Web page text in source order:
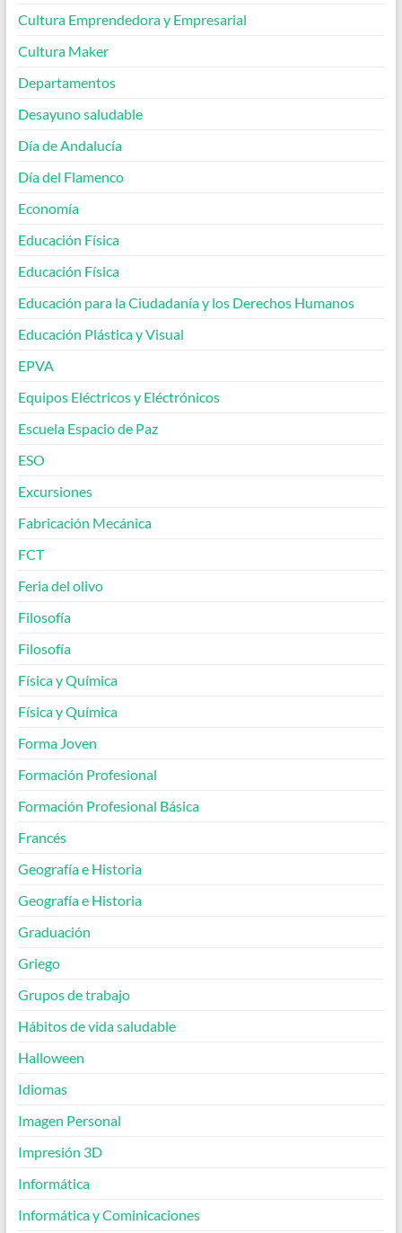
Cultura Emprendedora y Empresarial
Cultura Maker
Departamentos
Desayuno saludable
Día de Andalucía
Día del Flamenco
Economía
Educación Física
Educación Física
Educación para la Ciudadanía y los Derechos Humanos
Educación Plástica y Visual
EPVA
Equipos Eléctricos y Eléctrónicos
Escuela Espacio de Paz
ESO
Excursiones
Fabricación Mecánica
FCT
Feria del olivo
Filosofía
Filosofía
Física y Química
Física y Química
Forma Joven
Formación Profesional
Formación Profesional Básica
Francés
Geografía e Historia
Geografía e Historia
Graduación
Griego
Grupos de trabajo
Hábitos de vida saludable
Halloween
Idiomas
Imagen Personal
Impresión 3D
Informática
Informática y Cominicaciones